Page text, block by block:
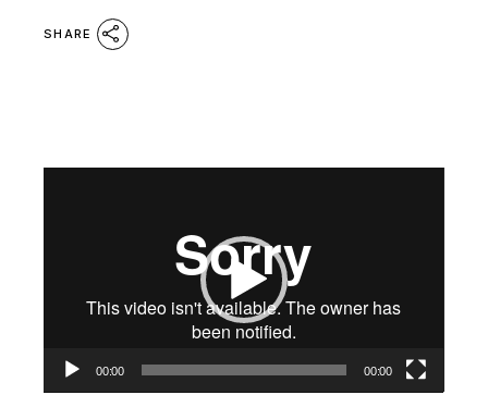
SHARE
00:00 00:00